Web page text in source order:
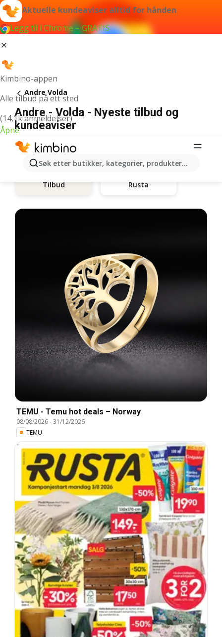
Aktuelle kundeaviser alltid for hånden
Legg til i Chrome – GRATIS
Kimbino-appen
Alle tilbud på ett sted
(14,1k anmeldelser)
Åpne
Søk etter butikker, kategorier, produkter...
Andre Volda
Andre - Volda - Nyeste tilbud og
kundeaviser
Tilbud Rusta
TEMU - Temu hot deals – Norway
08/08/2026-31/12/2026
TEMU